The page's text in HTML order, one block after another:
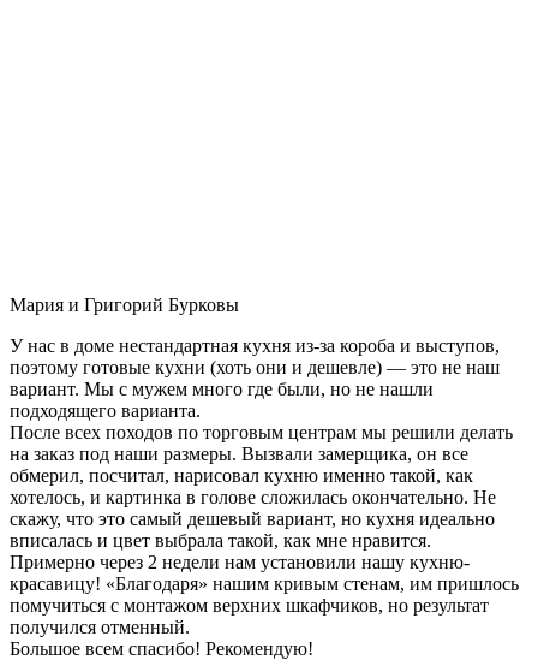
Мария и Григорий Бурковы
У нас в доме нестандартная кухня из-за короба и выступов,
поэтому готовые кухни (хоть они и дешевле) — это не наш
вариант. Мы с мужем много где были, но не нашли
подходящего варианта.
После всех походов по торговым центрам мы решили делать
на заказ под наши размеры. Вызвали замерщика, он все
обмерил, посчитал, нарисовал кухню именно такой, как
хотелось, и картинка в голове сложилась окончательно. Не
скажу, что это самый дешевый вариант, но кухня идеально
вписалась и цвет выбрала такой, как мне нравится.
Примерно через 2 недели нам установили нашу кухню-
красавицу! «Благодаря» нашим кривым стенам, им пришлось
помучиться с монтажом верхних шкафчиков, но результат
получился отменный.
Большое всем спасибо! Рекомендую!